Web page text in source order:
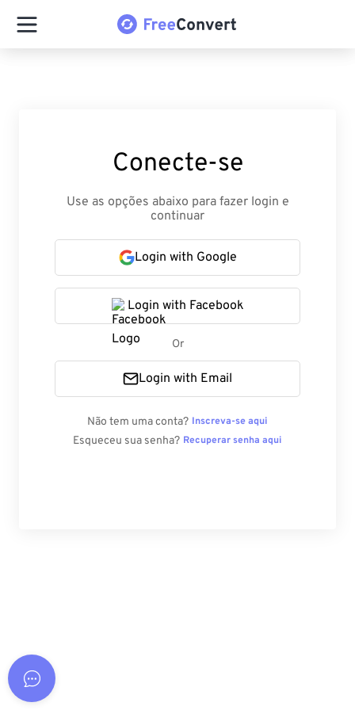
Conecte-se
Use as opções abaixo para fazer login e
continuar
Login with Google
Login with Facebook
Or
Login with Email
Não tem uma conta? Inscreva-se aqui
Esqueceu sua senha? Recuperar senha aqui